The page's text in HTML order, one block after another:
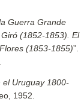
Guerra Grande
(1852-1853). El
(1853-1855)”.
el Uruguay 1800-
1952.